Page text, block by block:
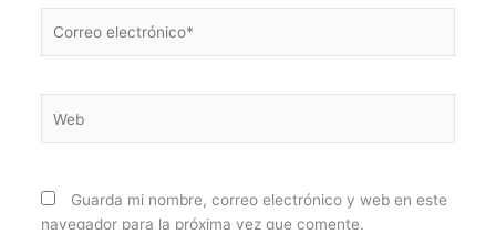
electrónico*
Guarda mi nombre, correo electrónico y web en este
navegador para la próxima vez que comente.